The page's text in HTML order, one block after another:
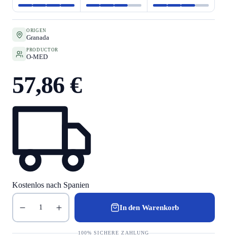
ORIGEN
Granada
PRODUCTOR
O-MED
57,86 €
Kostenlos nach Spanien
1 In den Warenkorb
100% SICHERE ZAHLUNG